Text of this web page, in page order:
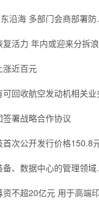
多部门会商部署防汛防台风工作
活力 年内或迎来分拆
涨近百元
回收航空发动机相关业
署战略合作协议
格150.8元/股；中复神鹰拟定增募资不超
中心的管理领域布局或产业规划
亿元 用于高端印制电路板等项目